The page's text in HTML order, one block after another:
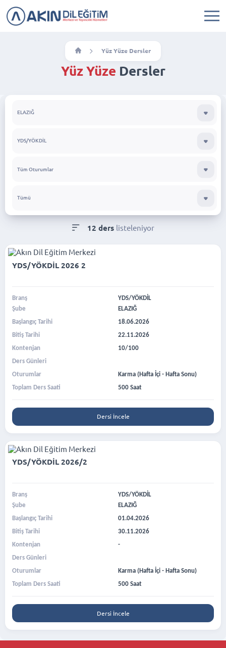
Yüz Yüze Dersler
Yüz Yüze Dersler
12 ders listeleniyor
YDS/YÖKDİL 2026 2
Branş
YDS/YÖKDİL
Şube
ELAZIĞ
Başlangıç Tarihi
18.06.2026
Bitiş Tarihi
22.11.2026
Kontenjan
10/100
Ders Günleri
Oturumlar
Karma (Hafta İçi - Hafta Sonu)
Toplam Ders Saati
500 Saat
Dersi İncele
YDS/YÖKDİL 2026/2
Branş
YDS/YÖKDİL
Şube
ELAZIĞ
Başlangıç Tarihi
01.04.2026
Bitiş Tarihi
30.11.2026
Kontenjan
-
Ders Günleri
Oturumlar
Karma (Hafta İçi - Hafta Sonu)
Toplam Ders Saati
500 Saat
Dersi İncele